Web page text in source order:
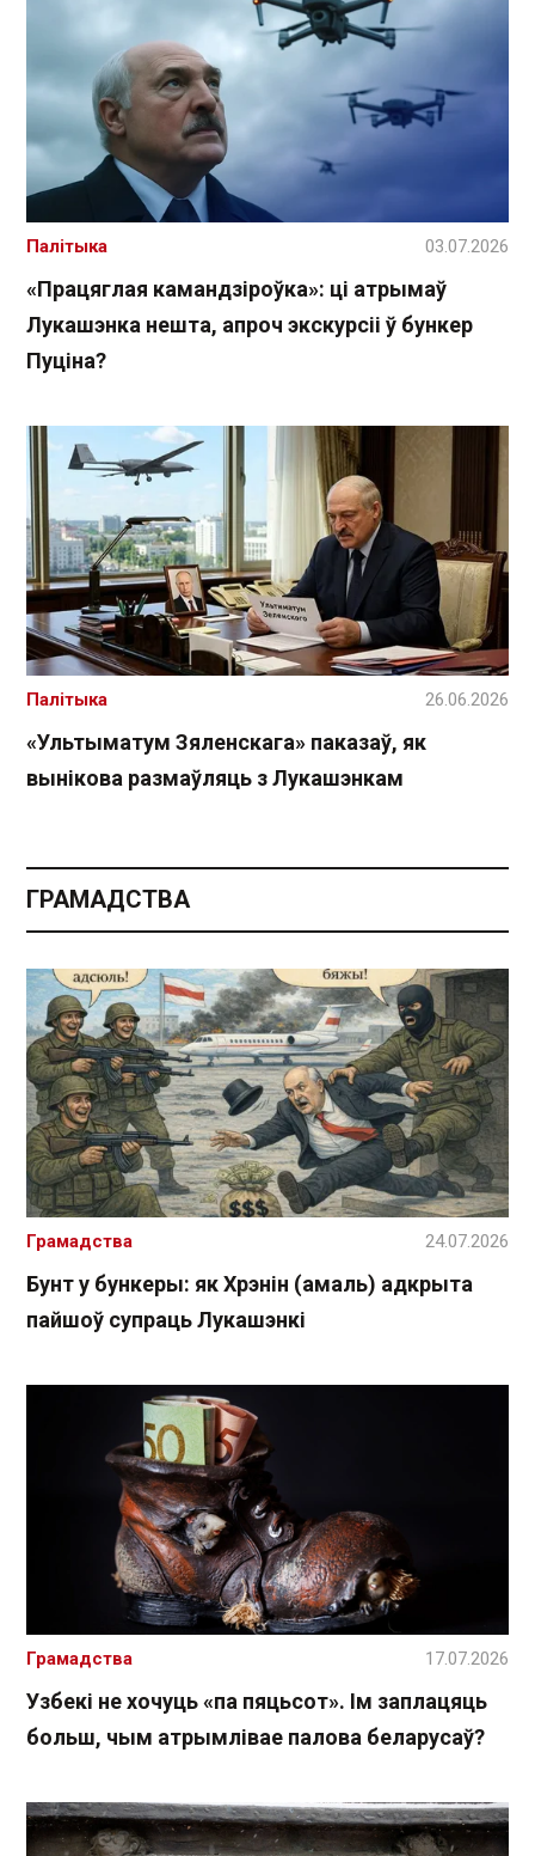
«Працяглая камандзіроўка»: ці атрымаў
Лукашэнка нешта, апроч экскурсіі ў бункер
Пуціна?
Палітыка 03.07.2026
«Ультыматум Зяленскага» паказаў, як
вынікова размаўляць з Лукашэнкам
Палітыка 26.06.2026
ГРАМАДСТВА
Бунт у бункеры: як Хрэнін (амаль) адкрыта
пайшоў супраць Лукашэнкі
Грамадства 24.07.2026
Узбекі не хочуць «па пяцьсот». Ім заплацяць
больш, чым атрымлівае палова беларусаў?
Грамадства 17.07.2026